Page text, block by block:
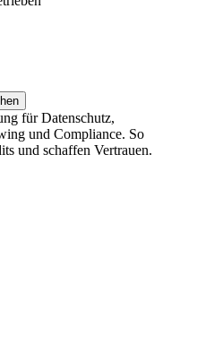
für Datenschutz,
und Compliance. So
und schaffen Vertrauen.